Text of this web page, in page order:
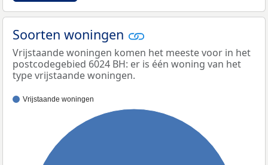
Soorten woningen
Vrijstaande woningen komen het meeste voor in het
postcodegebied 6024 BH: er is één woning van het
type vrijstaande woningen.
Vrijstaande woningen